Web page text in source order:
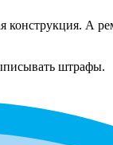
А
штрафы.